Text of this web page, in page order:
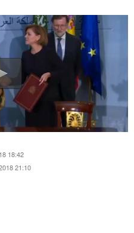
Nexolatino.Canal
18:42
21:10